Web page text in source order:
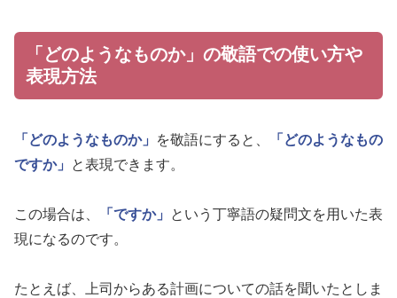
「どのようなものか」の敬語での使い方や
表現方法
「どのようなものか」 を敬語にすると、
「どのようなもの
ですか」
と表現できます。
この場合は、 「ですか」
という丁寧語の疑問文を用いた表
現になるのです。
たとえば、上司からある計画についての話を聞いたとしま